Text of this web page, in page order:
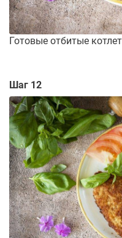
Готовые отбитые
Шаг 12